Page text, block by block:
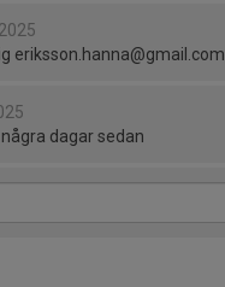
eriksson.hanna@gmail.com
dagar sedan